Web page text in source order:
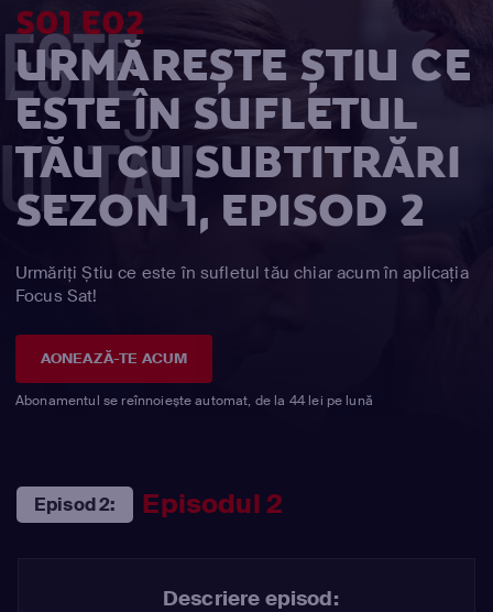
S01 E02
URMĂREȘTE ȘTIU CE
ESTE ÎN SUFLETUL
TĂU CU SUBTITRĂRI
SEZON 1, EPISOD 2
Urmăriți Știu ce este în sufletul tău chiar acum în aplicația
Focus Sat!
AONEAZĂ-TE ACUM
Abonamentul se reînnoiește automat, de la 44 lei pe lună
Episod 2: Episodul 2
Descriere episod: